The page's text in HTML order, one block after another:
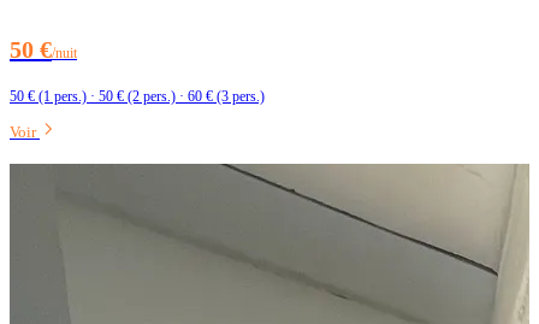
50 €/nuit
50 € (1 pers.) · 50 € (2 pers.) · 60 € (3 pers.)
Voir